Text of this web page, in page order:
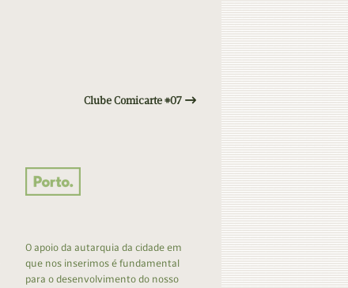
Clube Comicarte #07
O apoio da autarquia da cidade em
que nos inserimos é fundamental
para o desenvolvimento do nosso